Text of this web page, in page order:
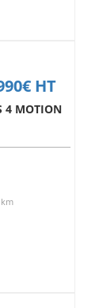
HT
4 MOTION
km